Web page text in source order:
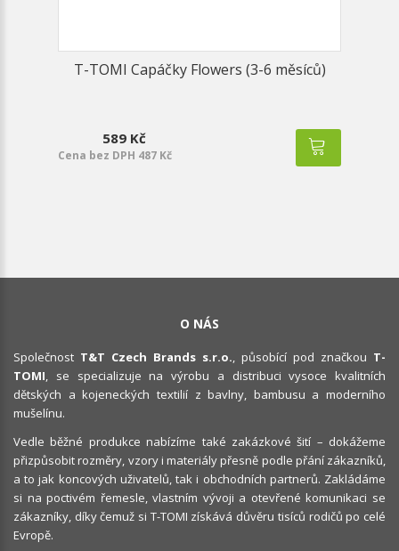
T-TOMI Capáčky Flowers (3-6 měsíců)
589 Kč
Cena bez DPH 487 Kč
O NÁS
Společnost T&T Czech Brands s.r.o., působící pod značkou T-
TOMI, se specializuje na výrobu a distribuci vysoce kvalitních
dětských a kojeneckých textilií z bavlny, bambusu a moderního
mušelínu.
Vedle běžné produkce nabízíme také zakázkové šití – dokážeme
přizpůsobit rozměry, vzory i materiály přesně podle přání zákazníků,
a to jak koncových uživatelů, tak i obchodních partnerů. Zakládáme
si na poctivém řemesle, vlastním vývoji a otevřené komunikaci se
zákazníky, díky čemuž si T-TOMI získává důvěru tisíců rodičů po celé
Evropě.